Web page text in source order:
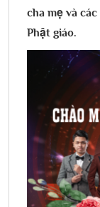
cha mẹ và
Phật giáo.